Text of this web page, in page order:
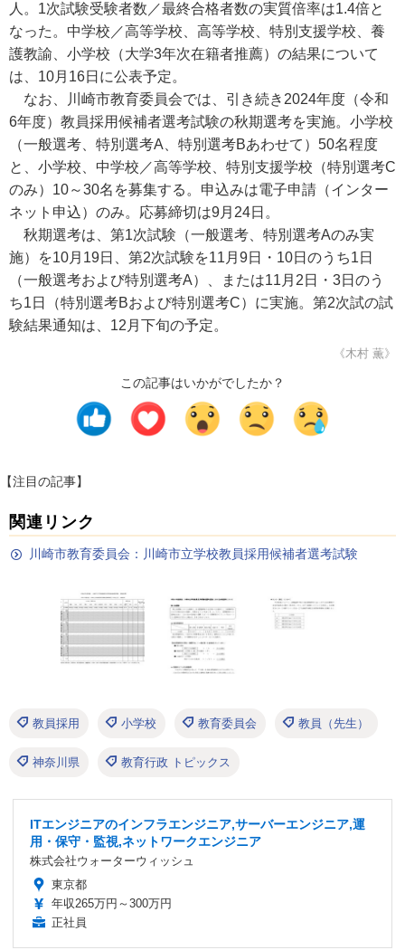
人。1次試験受験者数／最終合格者数の実質倍率は1.4倍と
なった。中学校／高等学校、高等学校、特別支援学校、養
護教諭、小学校（大学3年次在籍者推薦）の結果について
は、10月16日に公表予定。
なお、川崎市教育委員会では、引き続き2024年度（令和
6年度）教員採用候補者選考試験の秋期選考を実施。小学校
（一般選考、特別選考A、特別選考Bあわせて）50名程度
と、小学校、中学校／高等学校、特別支援学校（特別選考C
のみ）10～30名を募集する。申込みは電子申請（インター
ネット申込）のみ。応募締切は9月24日。
秋期選考は、第1次試験（一般選考、特別選考Aのみ実
施）を10月19日、第2次試験を11月9日・10日のうち1日
（一般選考および特別選考A）、または11月2日・3日のう
ち1日（特別選考Bおよび特別選考C）に実施。第2次試の試
験結果通知は、12月下旬の予定。
《木村 薫》
この記事はいかがでしたか？
【注目の記事】
関連リンク
川崎市教育委員会：川崎市立学校教員採用候補者選考試験
教員採用 小学校 教育委員会 教員（先生）
神奈川県 教育行政 トピックス
ITエンジニアのインフラエンジニア,サーバーエンジニア,運
用・保守・監視,ネットワークエンジニア
株式会社ウォーターウィッシュ
東京都
年収265万円～300万円
正社員